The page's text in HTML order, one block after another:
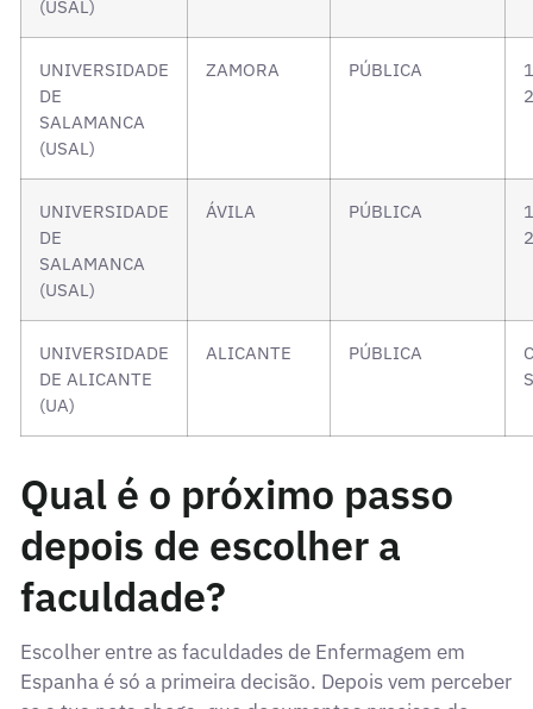
(USAL)
UNIVERSIDADE
DE
SALAMANCA
(USAL)
ZAMORA PÚBLICA
UNIVERSIDADE
DE
SALAMANCA
(USAL)
ÁVILA PÚBLICA
UNIVERSIDADE
DE ALICANTE
(UA)
ALICANTE PÚBLICA
Qual é o próximo passo
depois de escolher a
faculdade?
Escolher entre as faculdades de Enfermagem em
Espanha é só a primeira decisão. Depois vem perceber